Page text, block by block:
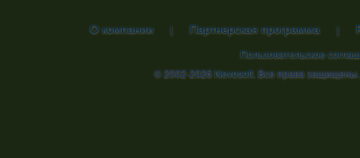
О компании | Партнерская программа |
Пользовательское
© 2002-2026Nevosoft. Все права защищены